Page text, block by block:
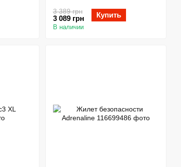
3 389 грн
3 089 грн Купить
В наличии